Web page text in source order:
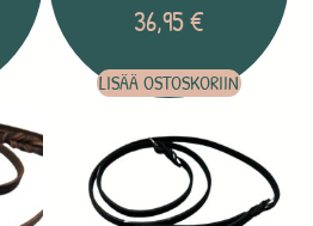
36,95€
LISÄÄ OSTOSKORIIN